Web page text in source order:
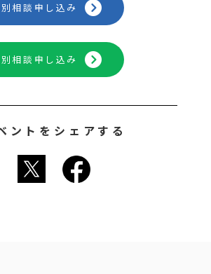
相談申し込み
相談申し込み
ントをシェアする